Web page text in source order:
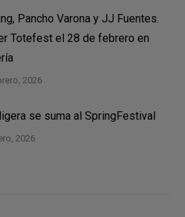
Pancho Varona y JJ Fuentes.
Totefest el 28 de febrero en
2026
se suma al SpringFestival
2026